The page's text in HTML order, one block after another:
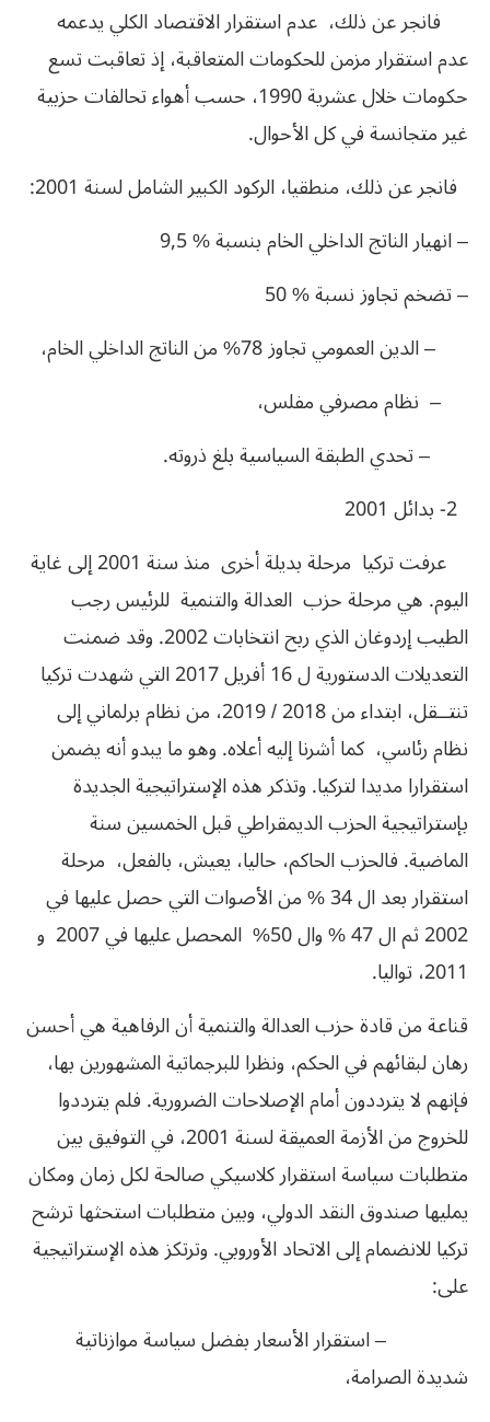
فانجر عن ذلك، عدم استقرار الاقتصاد الكلي يدعمه
عدم استقرار مزمن للحكومات المتعاقبة، إذ تعاقبت تسع
حكومات خلال عشرية 1990، حسب أهواء تحالفات حزبية
غير متجانسة في كل الأحوال.
فانجر عن ذلك، منطقيا، الركود الكبير الشامل لسنة 2001:
– انهيار الناتج الداخلي الخام بنسبة % 9,5
– تضخم تجاوز نسبة % 50
– الدين العمومي تجاوز 78% من الناتج الداخلي الخام،
– نظام مصرفي مفلس،
– تحدي الطبقة السياسية بلغ ذروته.
عرفت تركيا مرحلة بديلة أخرى منذ سنة 2001 إلى غاية
اليوم. هي مرحلة حزب العدالة والتنمية للرئيس رجب
الطيب إردوغان الذي ربح انتخابات 2002. وقد ضمنت
التعديلات الدستورية ل 16 أفريل 2017 التي شهدت تركيا
تنتــقل، ابتداء من 2018 / 2019، من نظام برلماني إلى
نظام رئاسي، كما أشرنا إليه أعلاه. وهو ما يبدو أنه يضمن
استقرارا مديدا لتركيا. وتذكر هذه الإستراتيجية الجديدة
بإستراتيجية الحزب الديمقراطي قبل الخمسين سنة
الماضية. فالحزب الحاكم، حاليا، يعيش، بالفعل، مرحلة
استقرار بعد ال 34 % من الأصوات التي حصل عليها في
2002 ثم ال 47 % وال 50% المحصل عليها في 2007 و
2011، تواليا.
قناعة من قادة حزب العدالة والتنمية أن الرفاهية هي أحسن
رهان لبقائهم في الحكم، ونظرا للبرجماتية المشهورين بها،
فإنهم لا يترددون أمام الإصلاحات الضرورية. فلم يترددوا
للخروج من الأزمة العميقة لسنة 2001، في التوفيق بين
متطلبات سياسة استقرار كلاسيكي صالحة لكل زمان ومكان
يمليها صندوق النقد الدولي، وبين متطلبات استحثها ترشح
تركيا للانضمام إلى الاتحاد الأوروبي. وترتكز هذه الإستراتيجية
على:
– استقرار الأسعار بفضل سياسة موازناتية
شديدة الصرامة،